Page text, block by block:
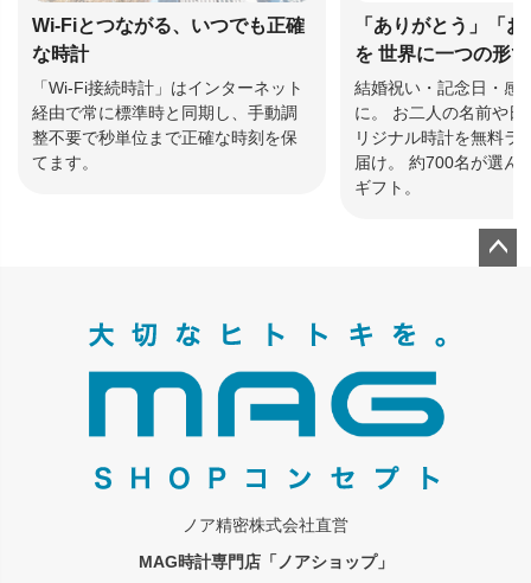
Wi-Fiとつながる、いつでも正確
な時計
「Wi-Fi接続時計」はインターネット
経由で常に標準時と同期し、手動調
整不要で秒単位まで正確な時刻を保
てます。
「ありがとう」「
を 世界に一つの形
結婚祝い・記念日・感
に。 お二人の名前や日
リジナル時計を無料ラ
届け。 約700名が選ん
ギフト。
ノア精密株式会社直営
MAG時計専門店「ノアショップ」